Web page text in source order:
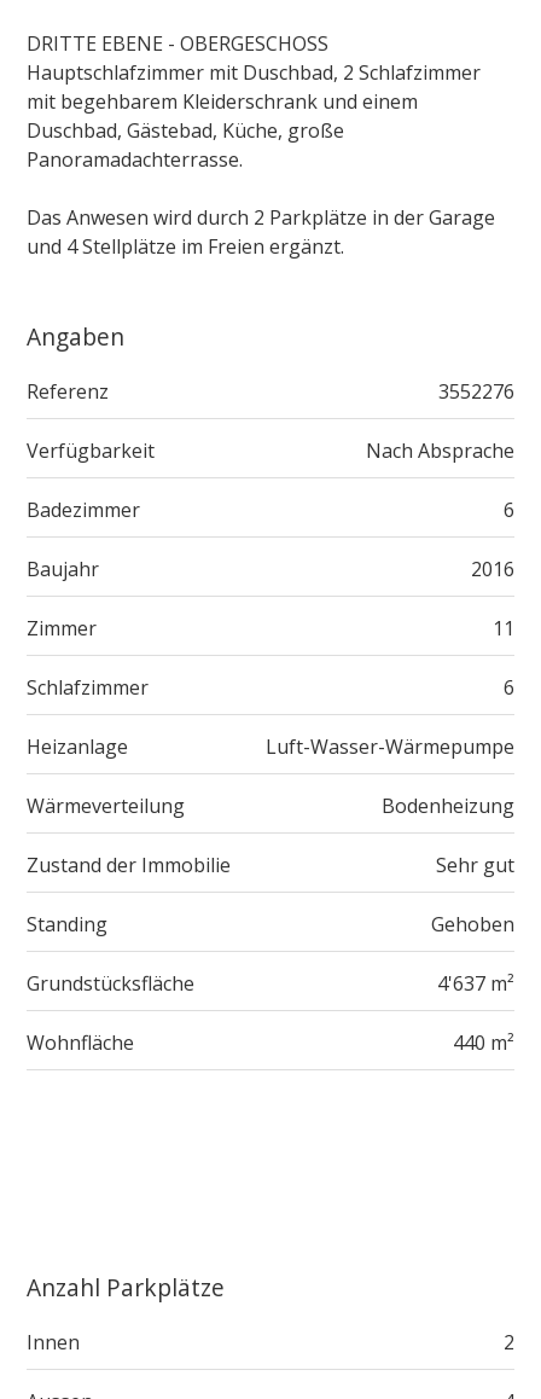
DRITTE EBENE - OBERGESCHOSS
Hauptschlafzimmer mit Duschbad, 2 Schlafzimmer
mit begehbarem Kleiderschrank und einem
Duschbad, Gästebad, Küche, große
Panoramadachterrasse.
Das Anwesen wird durch 2 Parkplätze in der Garage
und 4 Stellplätze im Freien ergänzt.
Angaben
Referenz 3552276
Verfügbarkeit Nach Absprache
Badezimmer 6
Baujahr 2016
Zimmer 11
Schlafzimmer 6
Heizanlage Luft-Wasser-Wärmepumpe
Wärmeverteilung Bodenheizung
Zustand der Immobilie Sehr gut
Standing Gehoben
Grundstücksfläche 4'637 m²
Wohnfläche 440 m²
Anzahl Parkplätze
Innen 2